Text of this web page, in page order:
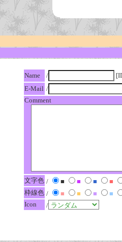
Name
/
E-Mail /
Comment
文字色 / ■ ■ ■ ■
枠線色 / ■ ■ ■ ■
Icon
/